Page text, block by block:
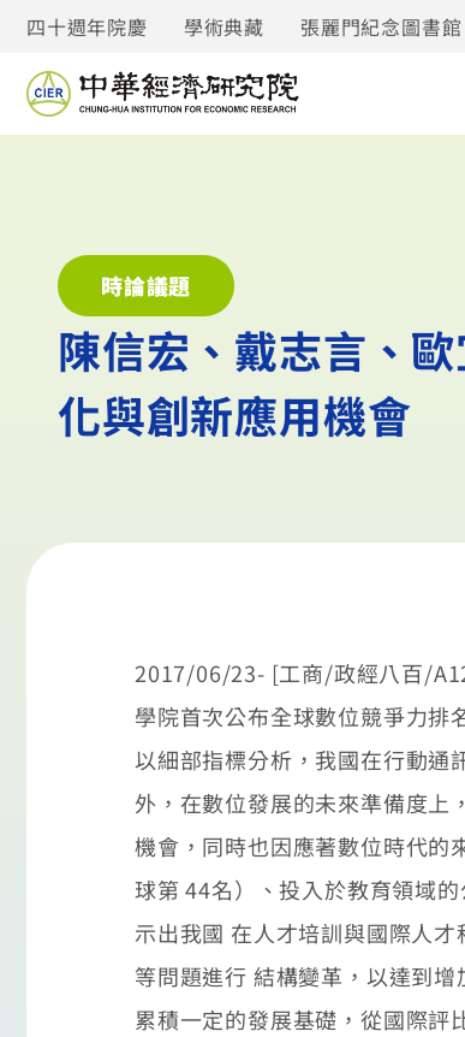
四十週年院慶 學術典藏 張麗門紀念圖書館
時論議題
陳信宏、戴志言、
化與創新應用機會
2017/06/23- [工商/政經八百/
學院首次公布全球數位競爭力排
以細部指標分析，我國在行動通
外，在數位發展的未來準備度上
機會，同時也因應著數位時代
球第 44名）、投入於教育領域
示出我國 在人才培訓與國際人
等問題進行 結構變革，以達到
累積一定的發展基礎，從國際評